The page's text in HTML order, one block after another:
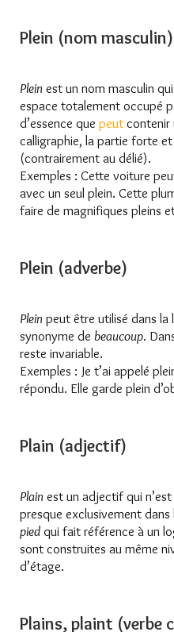
Plein (nom masculin)
Plein est un nom masculin
espace totalement occupé
d’essence que peut contenir
calligraphie, la partie forte et
(contrairement au délié).
Exemples : Cette voiture
avec un seul plein. Cette
faire de magnifiques pleins
Plein (adverbe)
Plein peut être utilisé dans la
synonyme de beaucoup.
reste invariable.
Exemples : Je t’ai appelé
répondu. Elle garde plein
Plain (adjectif)
Plain est un adjectif qui
presque exclusivement
pied qui fait référence à un
sont construites au même
d’étage.
Plains, plaint (verbe